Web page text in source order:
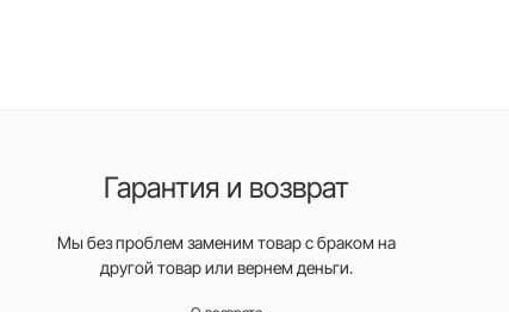
Гарантия и возврат
Мы без проблем заменим товар с браком на
другой товар или вернем деньги.